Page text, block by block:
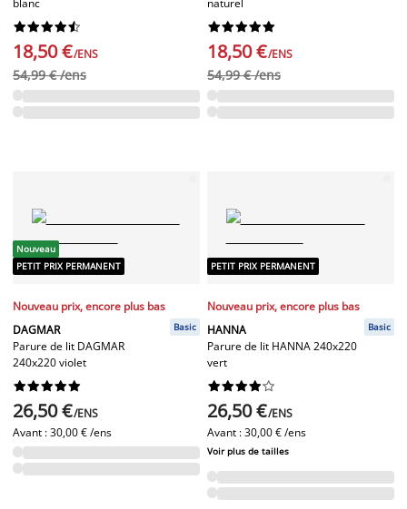
blanc






18,50 €/ENS
54,99 € /ens
naturel






18,50 €/ENS
54,99 € /ens
Nouveau
PETIT PRIX PERMANENT
Nouveau prix, encore plus bas
DAGMAR
Parure de lit DAGMAR
240x220 violet
Basic






26,50 €/ENS
Avant :30,00 € /ens
PETIT PRIX PERMANENT
Nouveau prix, encore plus bas
HANNA
Parure de lit HANNA 240x220
vert
Basic






26,50 €/ENS
Avant :30,00 € /ens
Voir plus de tailles